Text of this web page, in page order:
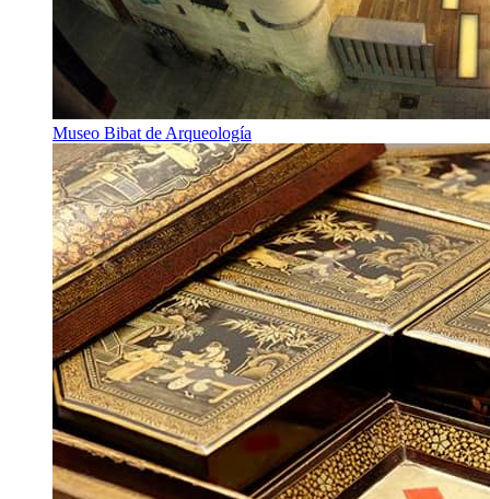
Museo Bibat de Arqueología